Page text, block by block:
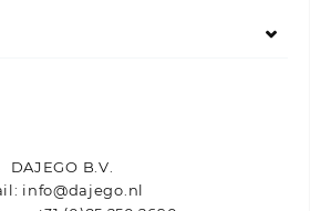
DAJEGO B.V.
info@dajego.nl